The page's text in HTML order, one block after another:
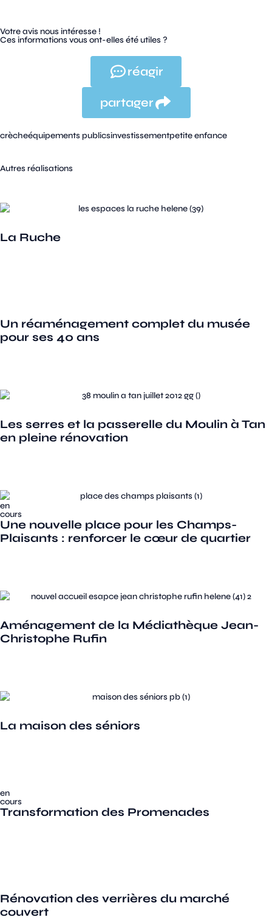
Votre avis nous intéresse !
Ces informations vous ont-elles été utiles ?
réagir
partager
crècheéquipements publicsinvestissementpetite enfance
Autres réalisations
La Ruche
Un réaménagement complet du musée
pour ses 40 ans
Les serres et la passerelle du Moulin à Tan
en pleine rénovation
en
cours
Une nouvelle place pour les Champs-
Plaisants : renforcer le cœur de quartier
Aménagement de la Médiathèque Jean-
Christophe Rufin
La maison des séniors
en
cours
Transformation des Promenades
Rénovation des verrières du marché
couvert